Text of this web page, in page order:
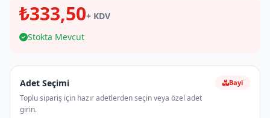
₺333,50+ KDV
Stokta Mevcut
Adet Seçimi
Toplu sipariş için hazır adetlerden seçin veya özel adet
girin.
Bayi